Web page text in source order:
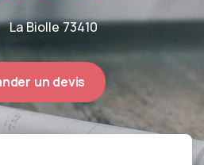
La Biolle 73410
un devis